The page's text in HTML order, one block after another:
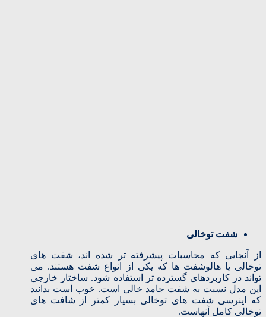
شفت توخالی
از آنجایی که محاسبات پیشرفته تر شده اند، شفت های
توخالی یا هالوشفت ها که یکی از انواع شفت هستند. می
تواند در کاربردهای گسترده تر استفاده شود. ساختار خارجی
این مدل نسبت به شفت جامد خالی است. خوب است بدانید
که اینرسی شفت های توخالی بسیار کمتر از شافت های
توخالی کامل آنهاست.